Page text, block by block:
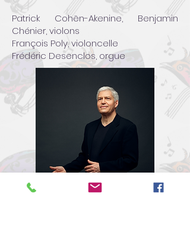
Patrick Cohën-Akenine, Benjamin
Chénier, violons
François Poly, violoncelle
Frédéric Desenclos, orgue